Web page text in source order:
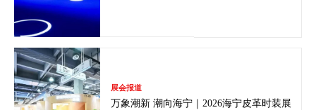
展会报道
万象潮新 潮向海宁｜2026海宁皮革时装展